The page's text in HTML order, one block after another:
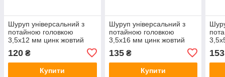
Шуруп універсальний з
потайною головкою
3,5х12 мм цинк жовтий
120 ₴
Купити
Шуруп універсальний з
потайною головкою
3,5х16 мм цинк жовтий
135₴
Купити
153